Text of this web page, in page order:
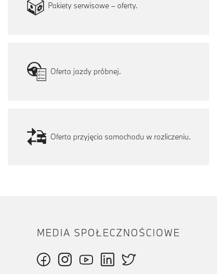
Pakiety serwisowe – oferty.
Oferta jazdy próbnej.
Oferta przyjęcia samochodu w rozliczeniu.
MEDIA SPOŁECZNOŚCIOWE